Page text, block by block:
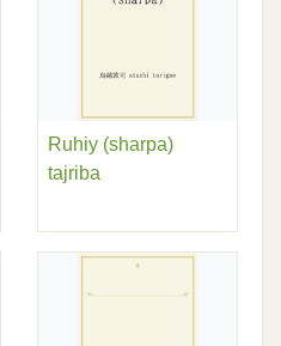
Ruhiy (sharpa)
tajriba